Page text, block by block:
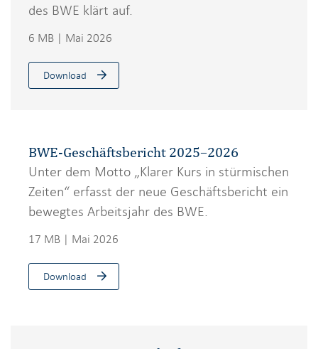
des BWE klärt auf.
6 MB | Mai 2026
Download
BWE-Geschäftsbericht 2025–2026
Unter dem Motto „Klarer Kurs in stürmischen
Zeiten“ erfasst der neue Geschäftsbericht ein
bewegtes Arbeitsjahr des BWE.
17 MB | Mai 2026
Download